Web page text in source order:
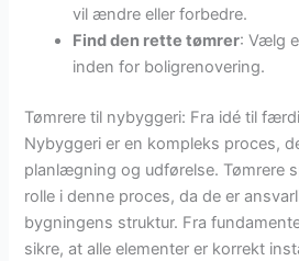
vil ændre eller forbedre.
Find den rette tømrer: Vælg
inden for boligrenovering.
Tømrere til nybyggeri: Fra idé til
Nybyggeri er en kompleks proces,
planlægning og udførelse. Tømrere
rolle i denne proces, da de er
bygningens struktur. Fra
sikre, at alle elementer er korrekt